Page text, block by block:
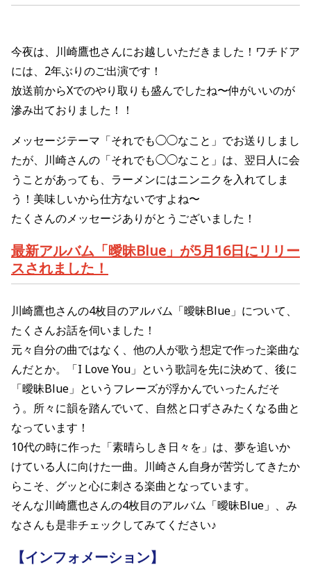
今夜は、川崎鷹也さんにお越しいただきました！ ワチドア
には、2年ぶりのご出演です！
放送前からXでのやり取りも盛んでしたね〜仲がいいのが
滲み出ておりました！！
メッセージテーマ「それでも◯◯なこと」でお送りしまし
たが、川崎さんの「それでも◯◯なこと」は、翌日人に会
うことがあっても、ラーメンにはニンニクを入れてしま
う！美味しいから仕方ないですよね〜
たくさんのメッセージありがとうございました！
最新アルバム「曖昧Blue 」 が5月16日にリリー
スされました ！
川崎鷹也さんの4枚目のアルバム「曖昧Blue」 について、
たくさんお話を伺いました！
元々自分の曲ではなく、他の人が歌う想定で作った楽曲な
んだとか。「I Love You」という歌詞を先に決めて、後に
「曖昧Blue」というフレーズが浮かんでいったんだそ
う。所々に韻を踏んでいて、自然と口ずさみたくなる曲と
なっています！
10代の時に作った「素晴らしき日々を」は、夢を追いか
けている人に向けた一曲。川崎さん自身が苦労してきたか
らこそ、グッと心に刺さる楽曲となっています。
そんな川崎鷹也さんの4枚目のアルバム「曖昧Blue」、 み
なさんも是非チェックしてみてください♪
【インフォメーション】